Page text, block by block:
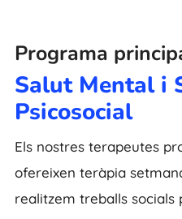
Programa
Salut Mental i
Psicosocial
Els nostres terapeutes
ofereixen teràpia
realitzem treballs socials